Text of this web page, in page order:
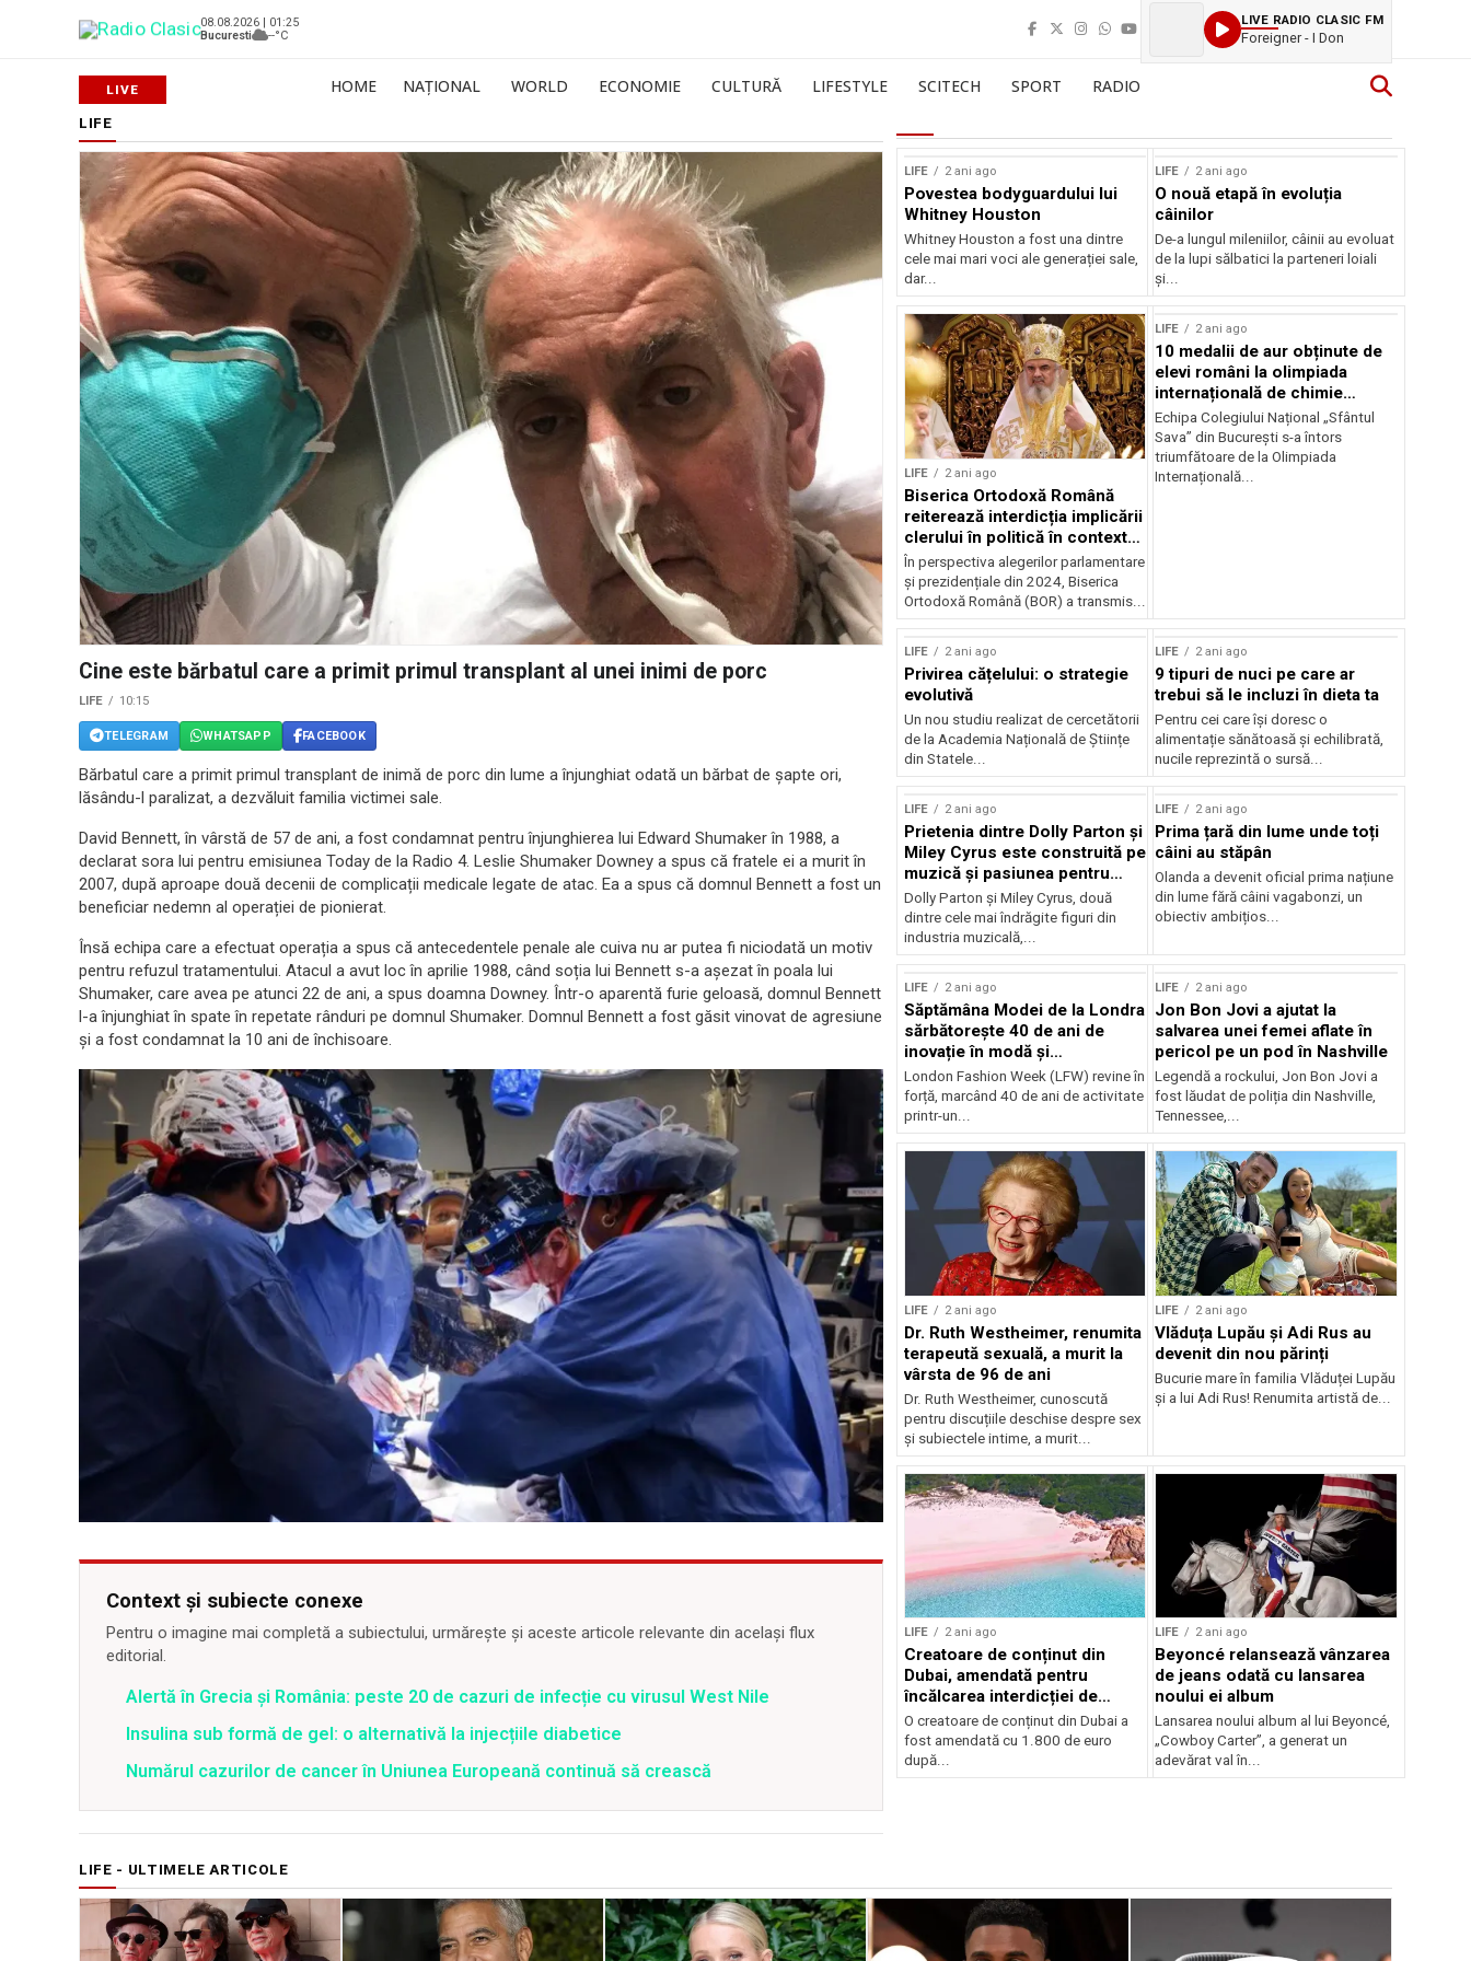
08.08.2026 | 01:25
Bucuresti
--°C
LIVE RADIO CLASIC FM
Foreigner - I Don
HOME NAȚIONAL WORLD ECONOMIE CULTURĂ LIFESTYLE SCITECH SPORT RADIO
LIFE
Cine este bărbatul care a primit primul transplant al unei inimi de porc
LIFE 10:15
TELEGRAM WHATSAPP FACEBOOK
Bărbatul care a primit primul transplant de inimă de porc din lume a înjunghiat odată un bărbat de șapte ori,
lăsându-l paralizat, a dezvăluit familia victimei sale.
David Bennett, în vârstă de 57 de ani, a fost condamnat pentru înjunghierea lui Edward Shumaker în 1988, a
declarat sora lui pentru emisiunea Today de la Radio 4. Leslie Shumaker Downey a spus că fratele ei a murit în
2007, după aproape două decenii de complicații medicale legate de atac. Ea a spus că domnul Bennett a fost un
beneficiar nedemn al operației de pionierat.
Însă echipa care a efectuat operația a spus că antecedentele penale ale cuiva nu ar putea fi niciodată un motiv
pentru refuzul tratamentului. Atacul a avut loc în aprilie 1988, când soția lui Bennett s-a așezat în poala lui
Shumaker, care avea pe atunci 22 de ani, a spus doamna Downey. Într-o aparentă furie geloasă, domnul Bennett
l-a înjunghiat în spate în repetate rânduri pe domnul Shumaker. Domnul Bennett a fost găsit vinovat de agresiune
și a fost condamnat la 10 ani de închisoare.
Context și subiecte conexe
Pentru o imagine mai completă a subiectului, urmărește și aceste articole relevante din același flux
editorial.
Alertă în Grecia și România: peste 20 de cazuri de infecție cu virusul West Nile
Insulina sub formă de gel: o alternativă la injecțiile diabetice
Numărul cazurilor de cancer în Uniunea Europeană continuă să crească
LIFE 2 ani ago
Povestea bodyguardului lui
Whitney Houston
Whitney Houston a fost una dintre
cele mai mari voci ale generației sale,
dar...
LIFE 2 ani ago
O nouă etapă în evoluția
câinilor
De-a lungul mileniilor, câinii au evoluat
de la lupi sălbatici la parteneri loiali
și...
LIFE 2 ani ago
Biserica Ortodoxă Română
reiterează interdicția implicării
clerului în politică în contextul
alegerilor din 2024
În perspectiva alegerilor parlamentare
și prezidențiale din 2024, Biserica
Ortodoxă Română (BOR) a transmis...
LIFE 2 ani ago
10 medalii de aur obținute de
elevi români la olimpiada
internațională de chimie
aplicată 2024
Echipa Colegiului Național „Sfântul
Sava” din București s-a întors
triumfătoare de la Olimpiada
Internațională...
LIFE 2 ani ago
Privirea cățelului: o strategie
evolutivă
Un nou studiu realizat de cercetătorii
de la Academia Națională de Științe
din Statele...
LIFE 2 ani ago
9 tipuri de nuci pe care ar
trebui să le incluzi în dieta ta
Pentru cei care își doresc o
alimentație sănătoasă și echilibrată,
nucile reprezintă o sursă...
LIFE 2 ani ago
Prietenia dintre Dolly Parton și
Miley Cyrus este construită pe
muzică și pasiunea pentru
mâncare
Dolly Parton și Miley Cyrus, două
dintre cele mai îndrăgite figuri din
industria muzicală,...
LIFE 2 ani ago
Prima țară din lume unde toți
câini au stăpân
Olanda a devenit oficial prima națiune
din lume fără câini vagabonzi, un
obiectiv ambițios...
LIFE 2 ani ago
Săptămâna Modei de la Londra
sărbătorește 40 de ani de
inovație în modă și
sustenabilitate
London Fashion Week (LFW) revine în
forță, marcând 40 de ani de activitate
printr-un...
LIFE 2 ani ago
Jon Bon Jovi a ajutat la
salvarea unei femei aflate în
pericol pe un pod în Nashville
Legendă a rockului, Jon Bon Jovi a
fost lăudat de poliția din Nashville,
Tennessee,...
LIFE 2 ani ago
Dr. Ruth Westheimer, renumita
terapeută sexuală, a murit la
vârsta de 96 de ani
Dr. Ruth Westheimer, cunoscută
pentru discuțiile deschise despre sex
și subiectele intime, a murit...
LIFE 2 ani ago
Vlăduța Lupău și Adi Rus au
devenit din nou părinți
Bucurie mare în familia Vlăduței Lupău
și a lui Adi Rus! Renumita artistă de...
LIFE 2 ani ago
Creatoare de conținut din
Dubai, amendată pentru
încălcarea interdicției de
acces pe plaja roz din Sardinia
O creatoare de conținut din Dubai a
fost amendată cu 1.800 de euro
după...
LIFE 2 ani ago
Beyoncé relansează vânzarea
de jeans odată cu lansarea
noului ei album
Lansarea noului album al lui Beyoncé,
„Cowboy Carter”, a generat un
adevărat val în...
LIFE - ULTIMELE ARTICOLE